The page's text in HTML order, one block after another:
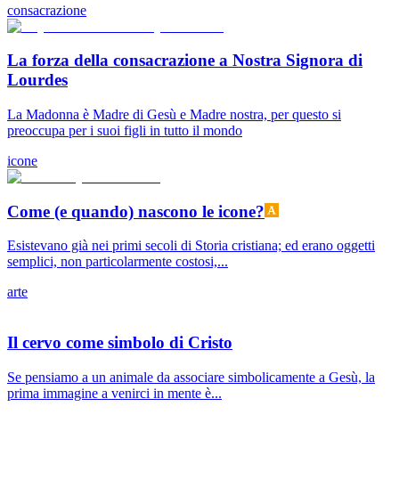
consacrazione
La forza della consacrazione a Nostra Signora di
Lourdes
La Madonna è Madre di Gesù e Madre nostra, per questo si
preoccupa per i suoi figli in tutto il mondo
icone
Come (e quando) nascono le icone?
Esistevano già nei primi secoli di Storia cristiana; ed erano oggetti
semplici, non particolarmente costosi,...
arte
Il cervo come simbolo di Cristo
Se pensiamo a un animale da associare simbolicamente a Gesù, la
prima immagine a venirci in mente è...